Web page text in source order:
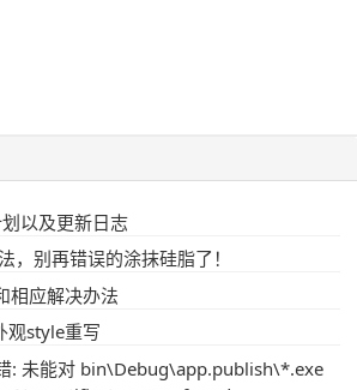
以及更新日志
，别再错误的涂抹硅脂了！
相应解决办法
观style重写
: 未能对 bin\Debug\app.publish\*.exe